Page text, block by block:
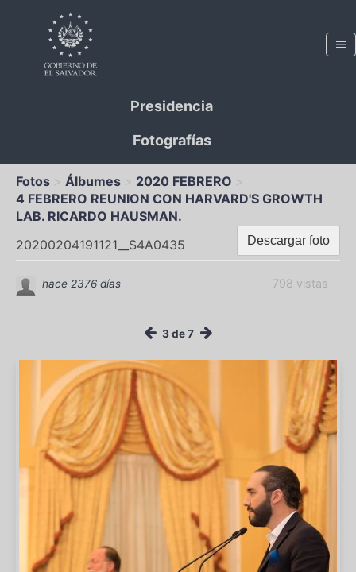
Presidencia
Fotografías
Fotos Álbumes
2020 FEBRERO
4 FEBRERO REUNION CON HARVARD'S GROWTH
LAB. RICARDO HAUSMAN.
Descargar foto
20200204191121__S4A0435
798 vistas
hace 2376 días
3 de 7